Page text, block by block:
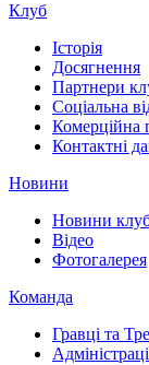
Клуб
Історія
Досягнення
Партнери
Соціальна
Комерційна
Контактні
Новини
Новини
Відео
Фотогалерея
Команда
Гравці та